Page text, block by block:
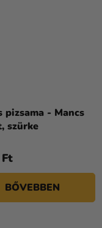
pizsama - Mancs
szürke
BŐVEBBEN